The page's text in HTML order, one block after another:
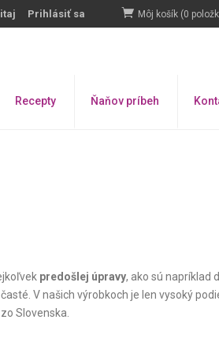
Prihlásiť sa Môj košík (0
Recepty Ňaňov príbeh
predošlej úpravy, ako sú napríklad
V našich výrobkoch je len vysoký
Slovenska.